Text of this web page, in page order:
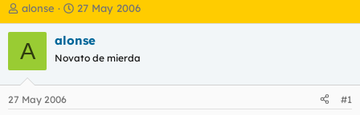
I
n
i
c
a
d
o
alonse
F
e
c
a
i
27 May 2006
A alonse
Novato de mierda
27 May 2006 #1